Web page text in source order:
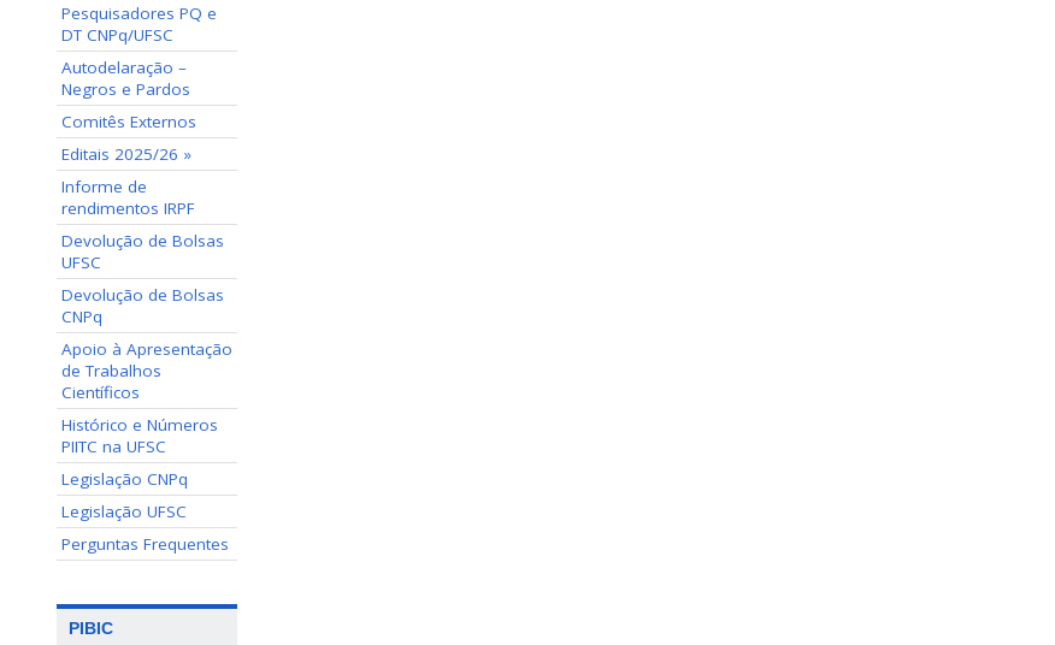
Pesquisadores PQ e
DT CNPq/UFSC
Autodelaração –
Negros e Pardos
Comitês Externos
Editais 2025/26 »
Informe de
rendimentos IRPF
Devolução de Bolsas
UFSC
Devolução de Bolsas
CNPq
Apoio à Apresentação
de Trabalhos
Científicos
Histórico e Números
PIITC na UFSC
Legislação CNPq
Legislação UFSC
Perguntas Frequentes
PIBIC